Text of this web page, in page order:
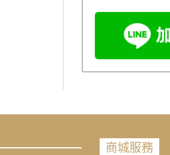
商城服務